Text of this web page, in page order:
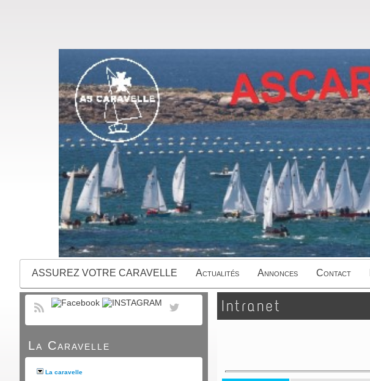
ASSUREZ VOTRE CARAVELLE Actualités Annonces Contact
La Caravelle
La caravelle
Intranet